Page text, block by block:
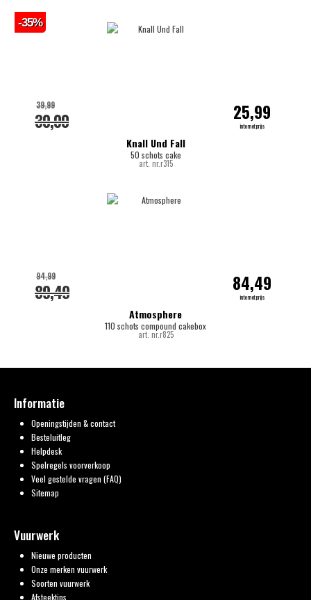
Knall Und Fall
50 schots cake
art. nr.r315
30,00
39,99 25,99
internetprijs
-35%
Atmosphere
110 schots compound cakebox
art. nr.r825
89,49
94,99 84,49
internetprijs
Informatie
Openingstijden & contact
Besteluitleg
Helpdesk
Spelregels voorverkoop
Veel gestelde vragen (FAQ)
Sitemap
Vuurwerk
Nieuwe producten
Onze merken vuurwerk
Soorten vuurwerk
Afsteektips